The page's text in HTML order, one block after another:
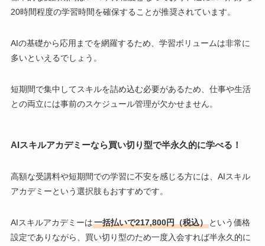
20時間程度の学習時間を確保することが推奨されています。
AIの基礎から応用までを網羅するため、学習ボリュームは非常に
多いといえるでしょう。
短期間で集中してスキルを詰め込む必要があるため、仕事や生活
との両立には事前のスケジュール管理が欠かせません。
AIスキルアカデミーなら買い切り型で半永久的に学べる！
高額な受講料や短期間での学習に不安を感じる方には、AIスキル
アカデミーという選択肢もおすすめです。
AIスキルアカデミーは一括払いで217,800円（税込）という価格
設定でありながら、買い切り型のため一度入会すれば半永久的に